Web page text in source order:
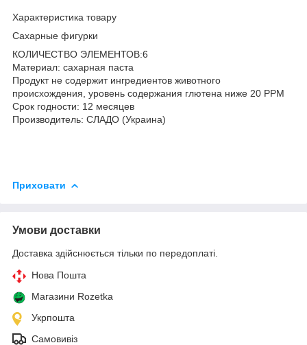
Характеристика товару
Сахарные фигурки
КОЛИЧЕСТВО ЭЛЕМЕНТОВ:6
Материал: сахарная паста
Продукт не содержит ингредиентов животного
происхождения, уровень содержания глютена ниже 20 PPM
Срок годности: 12 месяцев
Производитель: СЛАДО (Украина)
Приховати
Умови доставки
Доставка здійснюється тільки по передоплаті.
Нова Пошта
Магазини Rozetka
Укрпошта
Самовивіз